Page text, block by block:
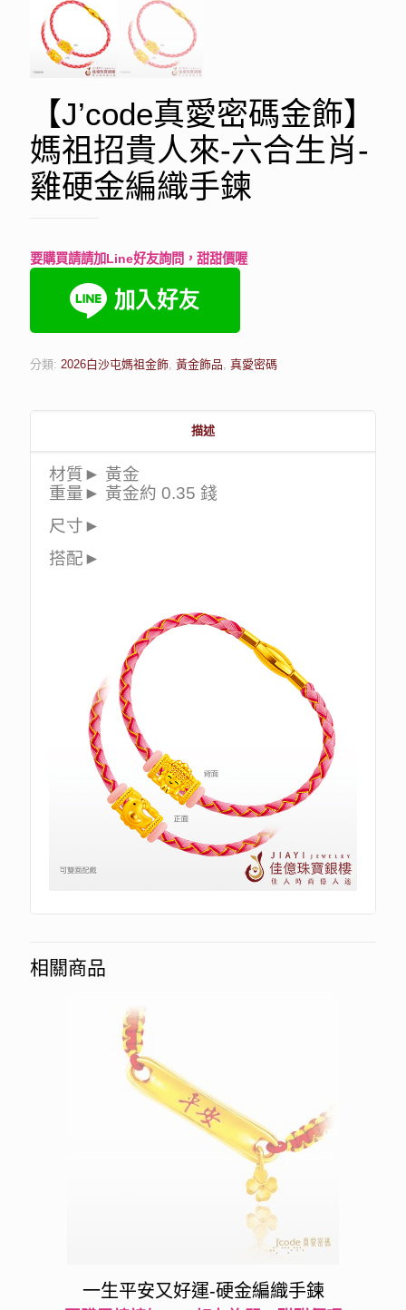
【J’code真愛密碼金飾】
媽祖招貴人來-六合生肖-
雞硬金編織手鍊
要購買請請加Line好友詢問，甜甜價喔
分類: 2026白沙屯媽祖金飾, 黃金飾品, 真愛密碼
描述
材質► 黃金
重量► 黃金約 0.35 錢
尺寸►
搭配►
相關商品
一生平安又好運-硬金編織手鍊